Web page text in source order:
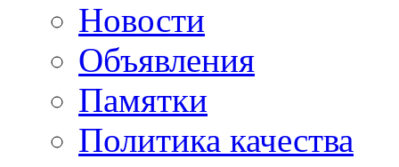
Новости
Объявления
Памятки
Политика качества